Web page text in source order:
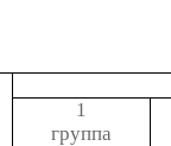
1
группа